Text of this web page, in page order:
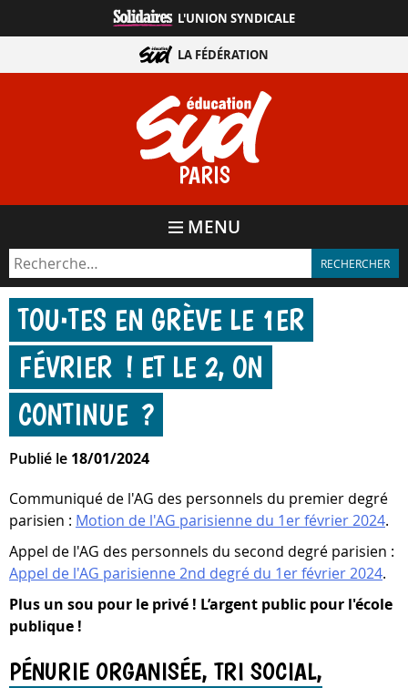
directement
contenu
PARIS
L'UNION SYNDICALE
LA FÉDÉRATION
MENU
TOU·TES EN GRÈVE LE 1ER
FÉVRIER ! ET LE 2, ON
CONTINUE ?
Publié le 18/01/2024
Communiqué de l'AG des personnels du premier degré
parisien : Motion de l'AG parisienne du 1er février 2024.
Appel de l'AG des personnels du second degré parisien :
Appel de l'AG parisienne 2nd degré du 1er février 2024.
Plus un sou pour le privé ! L’argent public pour l'école
publique !
PÉNURIE ORGANISÉE, TRI SOCIAL,